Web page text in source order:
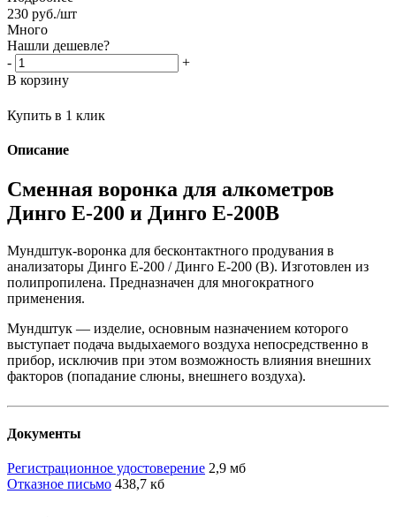
230 руб./шт
Много
Нашли дешевле?
-
+
В корзину
Купить в 1 клик
Описание
Cменная воронка для алкометров
Динго E-200 и Динго E-200B
Мундштук-воронка для бесконтактного продувания в
анализаторы Динго Е-200 / Динго Е-200 (В). Изготовлен из
полипропилена. Предназначен для многократного
применения.
Мундштук — изделие, основным назначением которого
выступает подача выдыхаемого воздуха непосредственно в
прибор, исключив при этом возможность влияния внешних
факторов (попадание слюны, внешнего воздуха).
Документы
Регистрационное удостоверение 2,9 мб
Отказное письмо 438,7 кб